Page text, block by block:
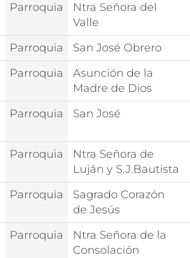
Parroquia
Ntra Señora del
Valle
Parroquia San José Obrero
Parroquia
Asunción de la
Madre de Dios
Parroquia San José
Parroquia
Ntra Señora de
Luján y S.J.Bautista
Parroquia
Sagrado Corazón
de Jesús
Parroquia
Ntra Señora de la
Consolación